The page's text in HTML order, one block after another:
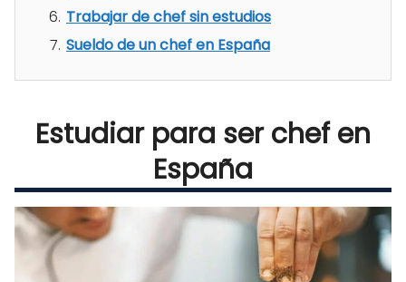
Trabajar de chef sin estudios
Sueldo de un chef en España
Estudiar para ser chef en
España